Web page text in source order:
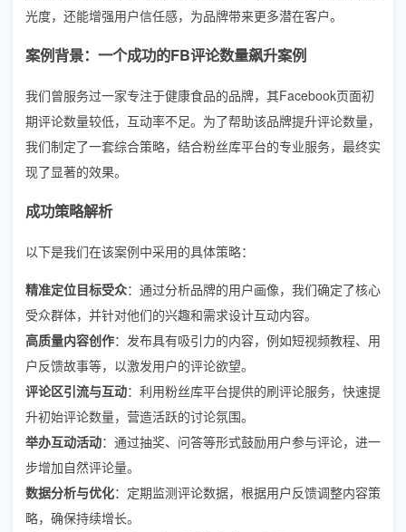
光度，还能增强用户信任感，为品牌带来更多潜在客户。
案例背景：一个成功的FB评论数量飙升案例
我们曾服务过一家专注于健康食品的品牌，其Facebook页面初
期评论数量较低，互动率不足。为了帮助该品牌提升评论数量，
我们制定了一套综合策略，结合粉丝库平台的专业服务，最终实
现了显著的效果。
成功策略解析
以下是我们在该案例中采用的具体策略：
精准定位目标受众：通过分析品牌的用户画像，我们确定了核心
受众群体，并针对他们的兴趣和需求设计互动内容。
高质量内容创作：发布具有吸引力的内容，例如短视频教程、用
户反馈故事等，以激发用户的评论欲望。
评论区引流与互动：利用粉丝库平台提供的刷评论服务，快速提
升初始评论数量，营造活跃的讨论氛围。
举办互动活动：通过抽奖、问答等形式鼓励用户参与评论，进一
步增加自然评论量。
数据分析与优化：定期监测评论数据，根据用户反馈调整内容策
略，确保持续增长。